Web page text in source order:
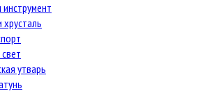
инструмент
утварь